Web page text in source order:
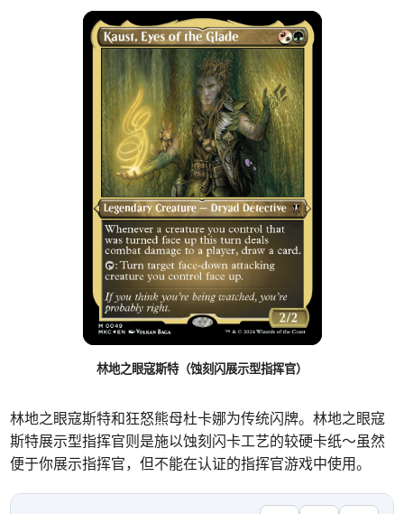
林地之眼寇斯特（蚀刻闪展示型指挥官）
林地之眼寇斯特和狂怒熊母杜卡娜为传统闪牌。林地之眼寇
斯特展示型指挥官则是施以蚀刻闪卡工艺的较硬卡纸～虽然
便于你展示指挥官，但不能在认证的指挥官游戏中使用。